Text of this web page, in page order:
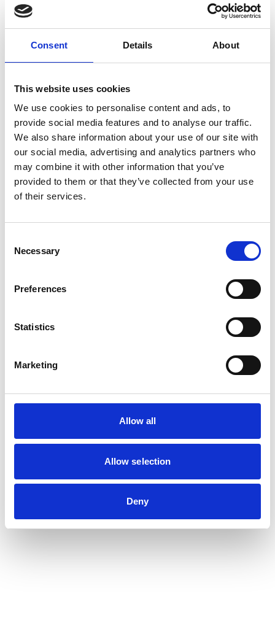
Consent Details About
This website uses cookies
We use cookies to personalise content and ads, to
provide social media features and to analyse our traffic.
We also share information about your use of our site with
our social media, advertising and analytics partners who
may combine it with other information that you’ve
provided to them or that they’ve collected from your use
of their services.
Selection
Necessary
Preferences
Statistics
Marketing
Allow all
Allow selection
Deny